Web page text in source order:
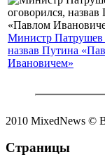
Министр Патрушев
назвав Путина
Ивановичем»
2010 MixedNews ©
Страницы